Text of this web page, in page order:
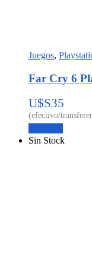
Juegos,
Far Cry 6
U$S35
Sin Stock